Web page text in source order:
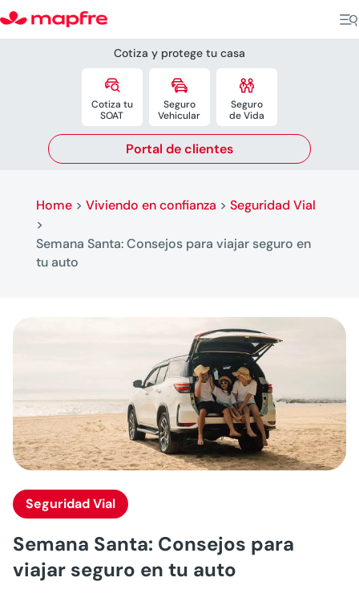
Cotiza y protege tu casa

Cotiza tu
SOAT

Seguro
Vehicular

Seguro
de Vida
Portal de clientes
Home> Viviendo en confianza > Seguridad Vial
>
Semana Santa: Consejos para viajar seguro en
tu auto
Seguridad Vial
Semana Santa: Consejos para
viajar seguro en tu auto